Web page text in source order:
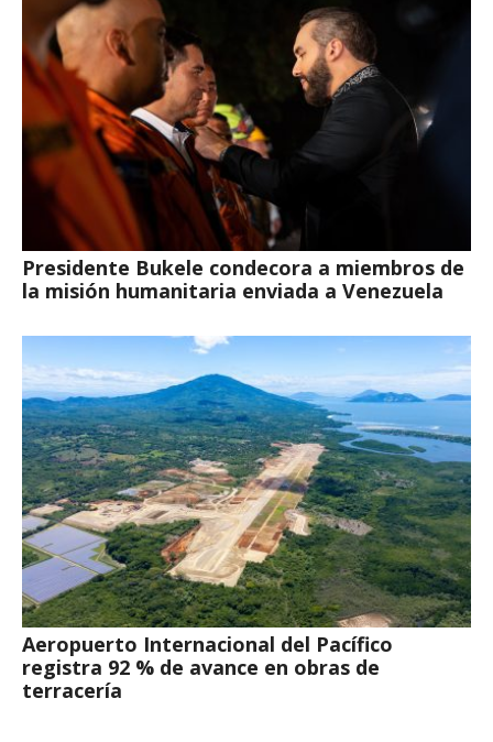
Presidente Bukele condecora a miembros de
la misión humanitaria enviada a Venezuela
Aeropuerto Internacional del Pacífico
registra 92 % de avance en obras de
terracería